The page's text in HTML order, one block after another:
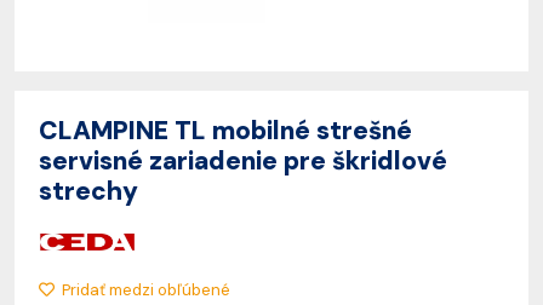
CLAMPINE TL mobilné strešné
servisné zariadenie pre škridlové
strechy
Pridať medzi obľúbené